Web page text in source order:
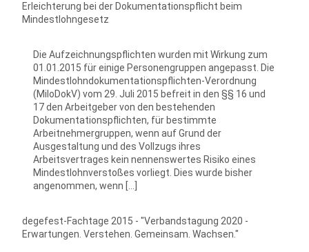
Erleichterung bei der Dokumentationspflicht beim
Mindestlohngesetz
Die Aufzeichnungspflichten wurden mit Wirkung zum
01.01.2015 für einige Personengruppen angepasst. Die
Mindestlohndokumentationspflichten-Verordnung
(MiloDokV) vom 29. Juli 2015 befreit in den §§ 16 und
17 den Arbeitgeber von den bestehenden
Dokumentationspflichten, für bestimmte
Arbeitnehmergruppen, wenn auf Grund der
Ausgestaltung und des Vollzugs ihres
Arbeitsvertrages kein nennenswertes Risiko eines
Mindestlohnverstoßes vorliegt. Dies wurde bisher
angenommen, wenn […]
degefest-Fachtage 2015 - "Verbandstagung 2020 -
Erwartungen. Verstehen. Gemeinsam. Wachsen."